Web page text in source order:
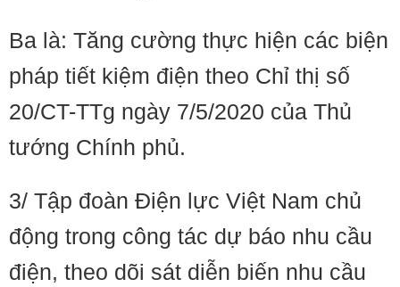
Ba là: Tăng cường thực hiện các biện
pháp tiết kiệm điện theo Chỉ thị số
20/CT-TTg ngày 7/5/2020 của Thủ
tướng Chính phủ.
3/ Tập đoàn Điện lực Việt Nam chủ
động trong công tác dự báo nhu cầu
điện, theo dõi sát diễn biến nhu cầu